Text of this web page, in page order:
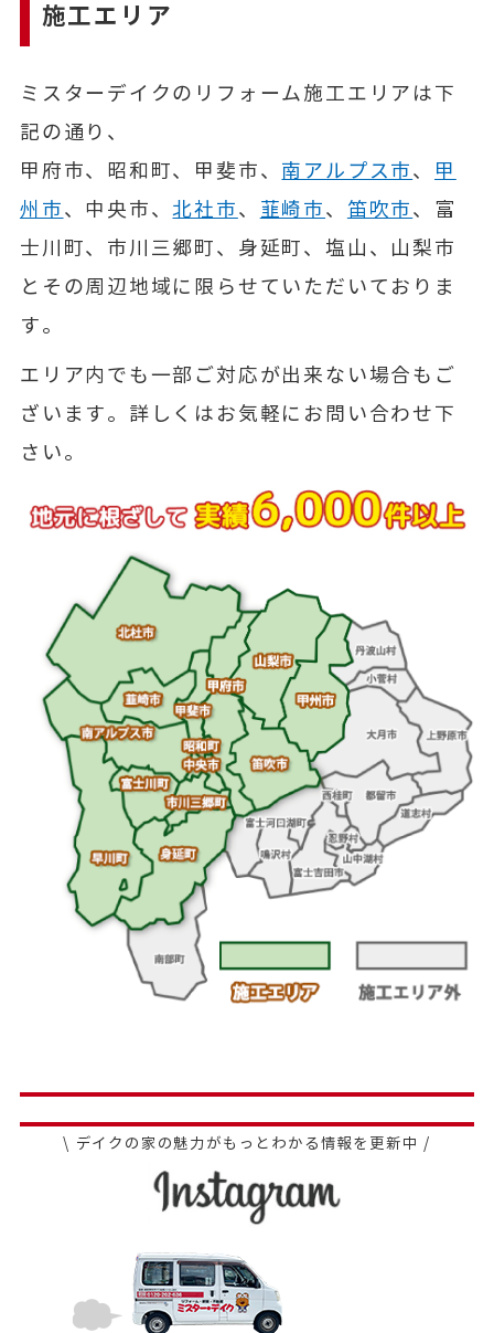
施工エリア
ミスターデイクのリフォーム施工エリアは下
記の通り、
甲府市、昭和町、甲斐市、 南アルプス市、 甲
州市、中央市、北社市、 韮崎市、 笛吹市、富
士川町、市川三郷町、身延町、塩山、山梨市
とその周辺地域に限らせていただいておりま
す。
エリア内でも一部ご対応が出来ない場合もご
ざいます。詳しくはお気軽にお問い合わせ下
さい。
\ デイクの家の魅力がもっとわかる情報を更新中 /